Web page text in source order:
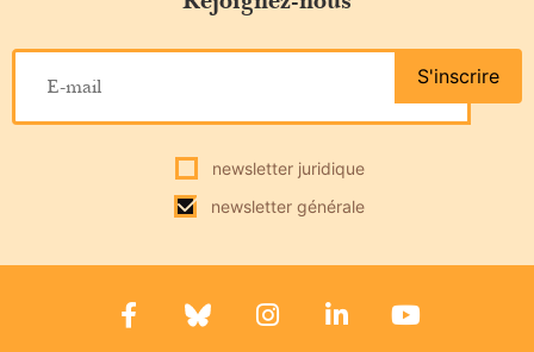
newsletter juridique
newsletter générale
S'inscrire